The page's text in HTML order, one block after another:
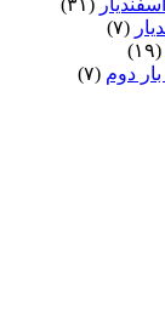
(۳۱)
(۷)
(۱۹)
بار دوم (۷)